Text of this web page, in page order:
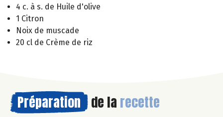
4 c. à s. de Huile d'olive
1 Citron
Noix de muscade
20 cl de Crème de riz
Préparation de la recette